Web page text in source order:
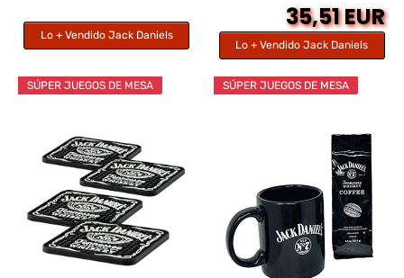
Lo + Vendido Jack Daniels
35,51 EUR
Lo + Vendido Jack Daniels
SÚPER JUEGOS DE MESA SÚPER JUEGOS DE MESA